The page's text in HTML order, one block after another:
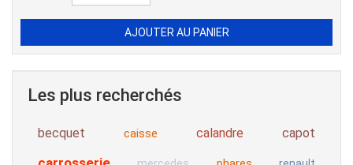
Les plus recherchés
becquet caisse calandre capot